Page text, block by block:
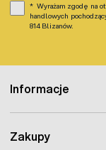
Informacje
Zakupy
Wyrażam zgodę na
handlowych
814 Blizanów.